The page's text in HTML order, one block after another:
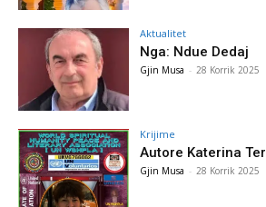
Aktualitet
Nga: Ndue Dedaj
Gjin Musa - 28 Korrik 2025
Krijime
Autore Katerina
Gjin Musa - 28 Korrik 2025